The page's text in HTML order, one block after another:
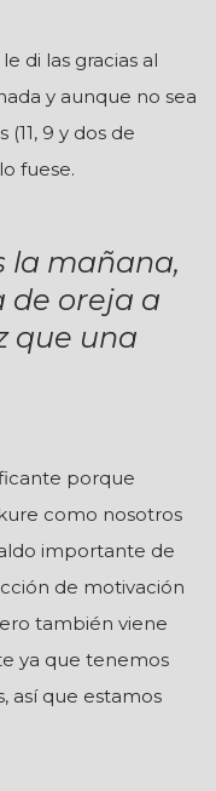
di las gracias al
y aunque no sea
9 y dos de
fuese.
la mañana,
de oreja a
que una
porque
como nosotros
importante de
de motivación
también viene
ya que tenemos
así que estamos